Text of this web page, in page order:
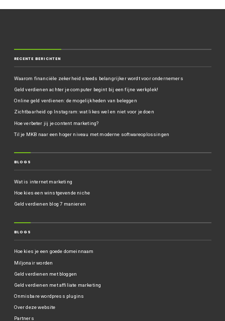
RECENTE BERICHTEN
Waarom financiële zekerheid steeds belangrijker wordt voor ondernemers
Geld verdienen achter je computer begint bij een fijne werkplek!
Online geld verdienen: de mogelijkheden van beleggen
Zichtbaarheid op Instagram: wat likes wel en niet voor je doen
Hoe verbeter jij je content marketing?
Til je MKB naar een hoger niveau met moderne softwareoplossingen
BLOGS
Wat is internet marketing
Hoe kies een winstgevende niche
Geld verdienen blog 7 manieren
BLOGS
Hoe kies je een goede domeinnaam
Miljonair worden
Geld verdienen met bloggen
Geld verdienen met affiliate marketing
Onmisbare wordpress plugins
Over deze website
Partners